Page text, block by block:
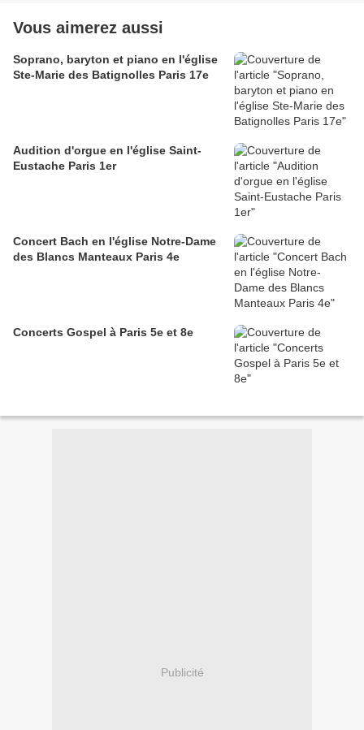
Vous aimerez aussi
Soprano, baryton et piano en l'église
Ste-Marie des Batignolles Paris 17e
Audition d'orgue en l'église Saint-
Eustache Paris 1er
Concert Bach en l'église Notre-Dame
des Blancs Manteaux Paris 4e
Concerts Gospel à Paris 5e et 8e
Publicité